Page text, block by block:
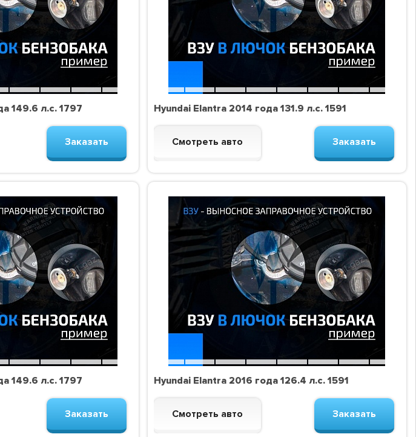
149.6 л.с. 1797
Заказать
Hyundai Elantra 2014 года 131.9 л.с. 1591
Смотреть авто Заказать
149.6 л.с. 1797
Заказать
Hyundai Elantra 2016 года 126.4 л.с. 1591
Смотреть авто Заказать